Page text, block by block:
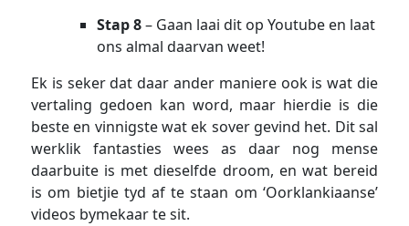
Stap 8– Gaan laai dit op Youtube en laat
ons almal daarvan weet!
Ek is seker dat daar ander maniere ook is wat die
vertaling gedoen kan word, maar hierdie is die
beste en vinnigste wat ek sover gevind het. Dit sal
werklik fantasties wees as daar nog mense
daarbuite is met dieselfde droom, en wat bereid
is om bietjie tyd af te staan om ‘Oorklankiaanse’
videos bymekaar te sit.